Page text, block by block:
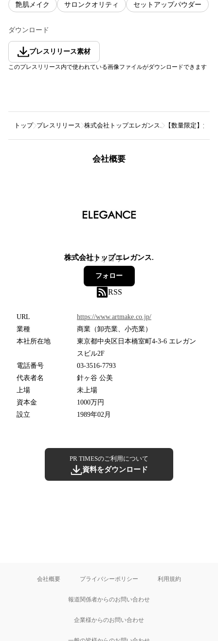
艶肌メイク サロンクオリティ セットアップパウダー
ダウンロード
プレスリリース素材
このプレスリリース内で使われている画像ファイルがダウンロードできます
トップ プレスリリース 株式会社トップエレガンス. 【数量限定】大
会社概要
株式会社トップエレガンス.
1フォロワー
フォロー
RSS
URL
https://www.artmake.co.jp/
業種
商業（卸売業、小売業）
本社所在地
東京都中央区日本橋室町4-3-6 エレガン
スビル2F
電話番号
03-3516-7793
代表者名
針ヶ谷 公美
上場
未上場
資本金
1000万円
設立
1989年02月
PR TIMESのご利用について
資料をダウンロード
会社概要 プライバシーポリシー 利用規約
報道関係者からのお問い合わせ
企業様からのお問い合わせ